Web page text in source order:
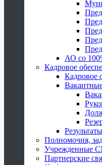
АО со
Кадровое
Кадровое
Полномочия,
Учрежденные
Партнерские